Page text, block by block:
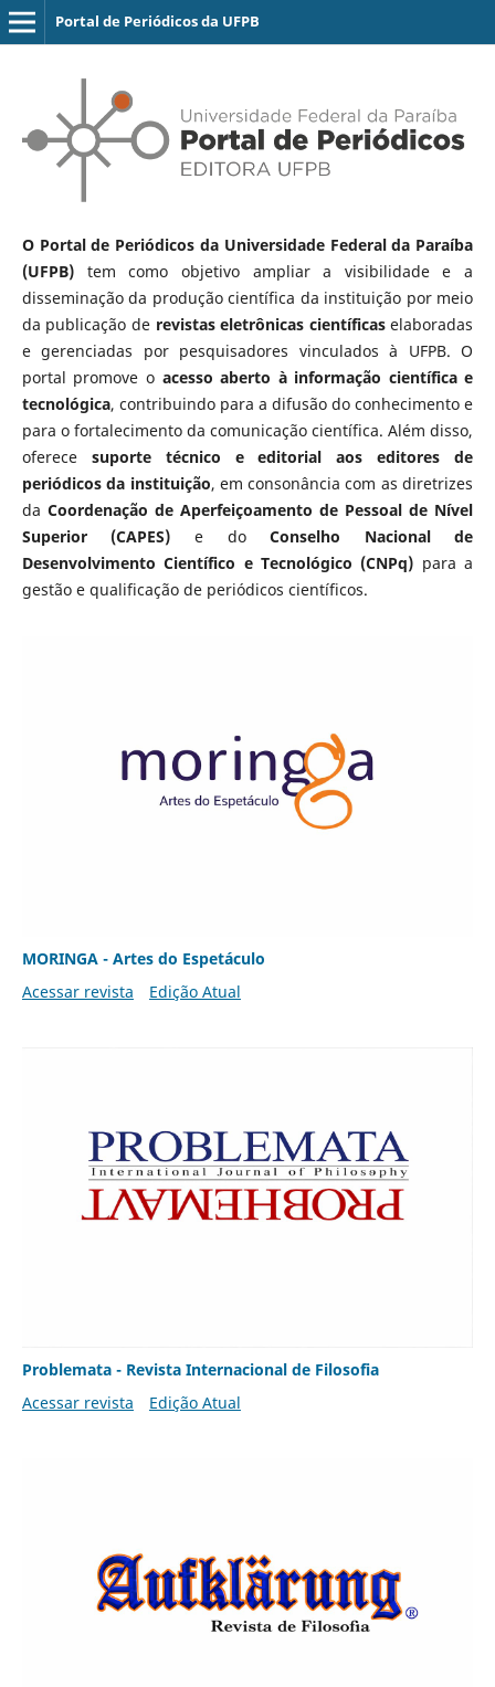
Portal de Periódicos da UFPB
O Portal de Periódicos da Universidade Federal da Paraíba
(UFPB)tem como objetivo ampliar a visibilidade e a
disseminação da produção científica da instituição por meio
da publicação de revistas eletrônicas científicaselaboradas
e gerenciadas por pesquisadores vinculados à UFPB. O
portal promove o acesso aberto à informação científica e
tecnológica, contribuindo para a difusão do conhecimento e
para o fortalecimento da comunicação científica. Além disso,
oferece suporte técnico e editorial aos editores de
periódicos da instituição, em consonância com as diretrizes
da Coordenação de Aperfeiçoamento de Pessoal de Nível
Superior (CAPES) e doConselho Nacional de
Desenvolvimento Científico e Tecnológico (CNPq) para a
gestão e qualificação de periódicos científicos.
MORINGA - Artes do Espetáculo
Acessar revista
Edição Atual
Problemata - Revista Internacional de Filosofia
Acessar revista
Edição Atual